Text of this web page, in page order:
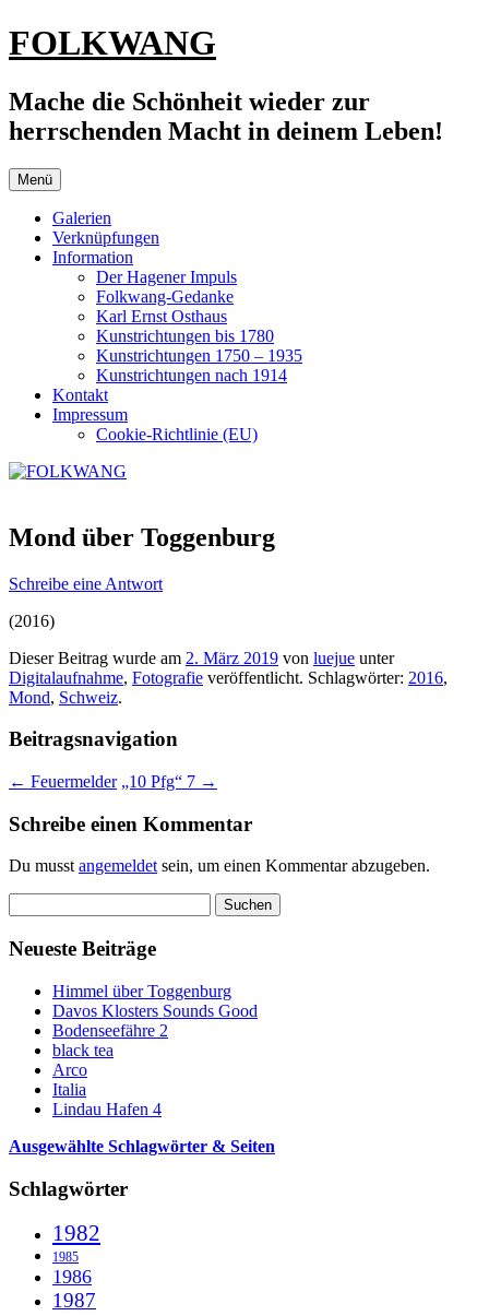
Zum
Inhalt
FOLKWANG
Mache die Schönheit wieder zur
herrschenden Macht in deinem Leben!
Menü
Galerien
Verknüpfungen
Information
Der Hagener Impuls
Folkwang-Gedanke
Karl Ernst Osthaus
Kunstrichtungen bis 1780
Kunstrichtungen 1750 – 1935
Kunstrichtungen nach 1914
Kontakt
Impressum
Cookie-Richtlinie (EU)
Mond über Toggenburg
Schreibe eine Antwort
(2016)
Dieser Beitrag wurde am 2. März 2019 von luejue unter
Digitalaufnahme, Fotografie veröffentlicht. Schlagwörter: 2016,
Mond, Schweiz.
Beitragsnavigation
← Feuermelder „10 Pfg“ 7 →
Schreibe einen Kommentar
Du musstangemeldetsein, um einen Kommentar abzugeben.
nach:
Neueste Beiträge
Himmel über Toggenburg
Davos Klosters Sounds Good
Bodenseefähre 2
black tea
Arco
Italia
Lindau Hafen 4
Ausgewählte Schlagwörter & Seiten
Schlagwörter
1982
1985
1986
1987